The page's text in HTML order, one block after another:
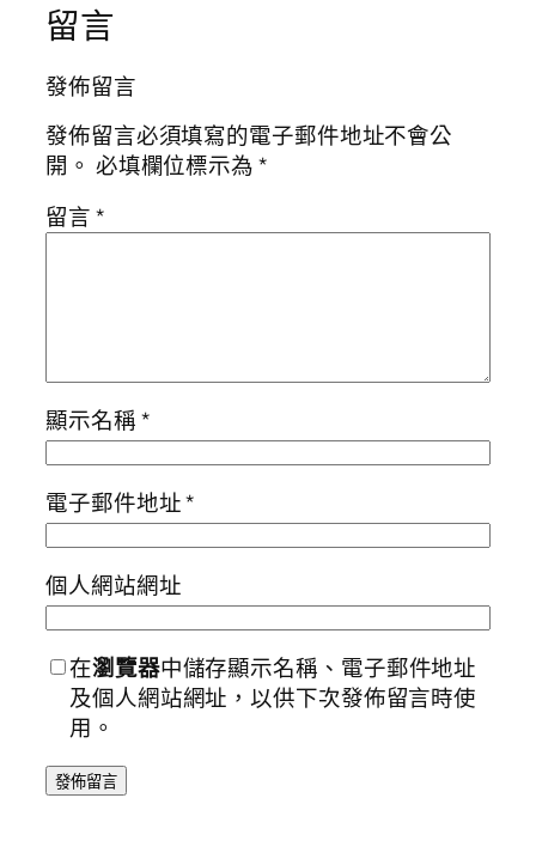
留言
發佈留言
發佈留言必須填寫的電子郵件地址不會公
開。 必填欄位標示為*
留言*
顯示名稱*
電子郵件地址*
個人網站網址
在瀏覽器中儲存顯示名稱、電子郵件地址
及個人網站網址，以供下次發佈留言時使
用。